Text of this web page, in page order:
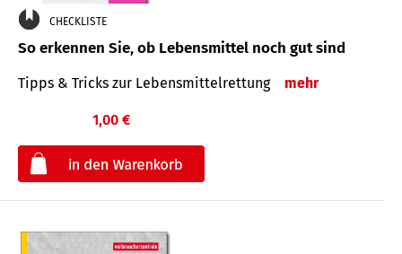
CHECKLISTE
So erkennen Sie, ob Lebensmittel noch gut sind
Tipps & Tricks zur Lebensmittelrettung mehr
1,00 €